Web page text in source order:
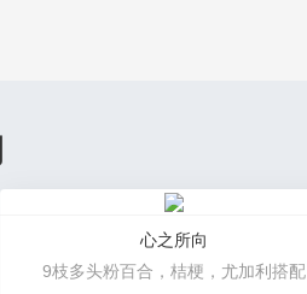
心之所向
9枝多头粉百合，桔梗，尤加利搭配